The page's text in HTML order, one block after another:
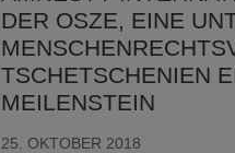
DER OSZE, EINE
TSCHETSCHENIEN
MEILENSTEIN
25. OKTOBER 2018